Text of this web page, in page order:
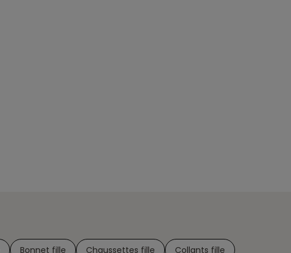
Bonnet fille Chaussettes fille
Collants fille